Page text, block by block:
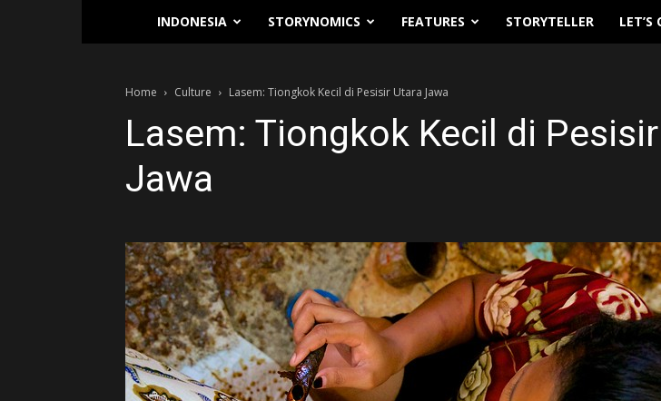
Traverse.id
INDONESIA STORYNOMICS FEATURES STORYTELLER LET’S
Home Culture Lasem: Tiongkok Kecil di Pesisir Utara Jawa
Lasem: Tiongkok Kecil di
Jawa